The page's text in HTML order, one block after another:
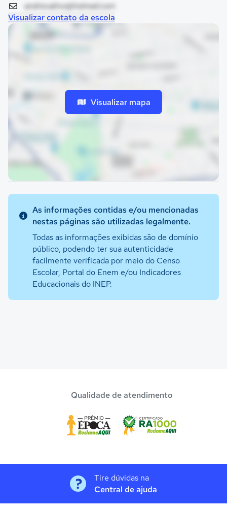
andrevalino@hotmail.com
Visualizar contato da escola
Visualizar mapa
As informações contidas e/ou mencionadas
nestas páginas são utilizadas legalmente.
Todas as informações exibidas são de domínio
público, podendo ter sua autenticidade
facilmente verificada por meio do Censo
Escolar, Portal do Enem e/ou Indicadores
Educacionais do INEP.
Qualidade de atendimento
Tire dúvidas na
Central de ajuda